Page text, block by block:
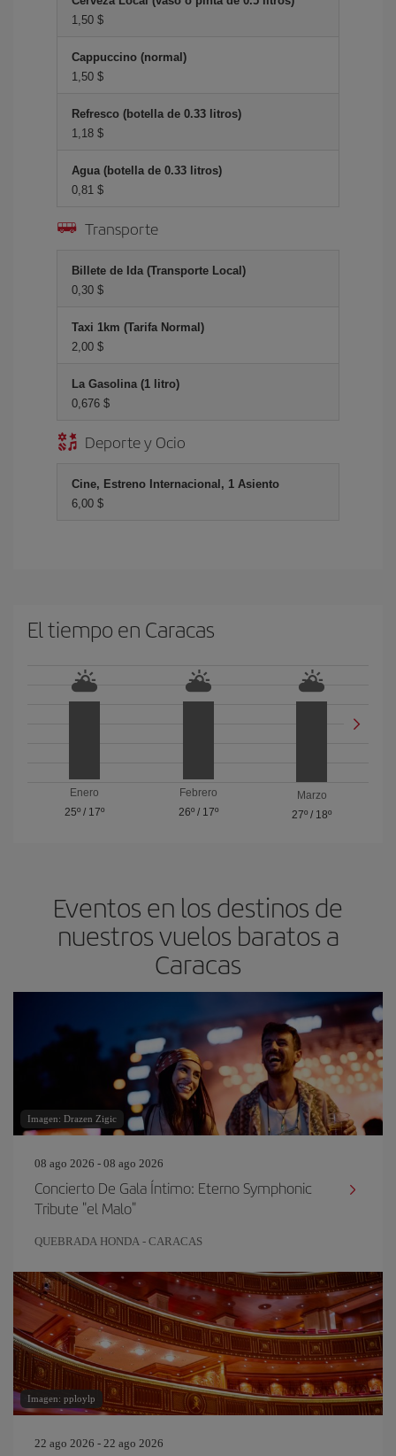
1,50 $
Cappuccino (normal)
1,50 $
Refresco (botella de 0.33 litros)
1,18 $
Agua (botella de 0.33 litros)
0,81 $
Transporte
Billete de Ida (Transporte Local)
0,30 $
Taxi 1km (Tarifa Normal)
2,00 $
La Gasolina (1 litro)
0,676 $
Deporte y Ocio
Cine, Estreno Internacional, 1 Asiento
6,00 $
El tiempo en Caracas
Enero
25º/ 17º
Febrero
26º/ 17º
Marzo
27º / 18º
Eventos en los destinos de
nuestros vuelos baratos a
Caracas
Imagen: Drazen Zigic
08 ago 2026 - 08 ago 2026
Concierto De Gala Íntimo: Eterno Symphonic
Tribute "el Malo"
QUEBRADA HONDA - CARACAS
Imagen: pploylp
22 ago 2026 - 22 ago 2026